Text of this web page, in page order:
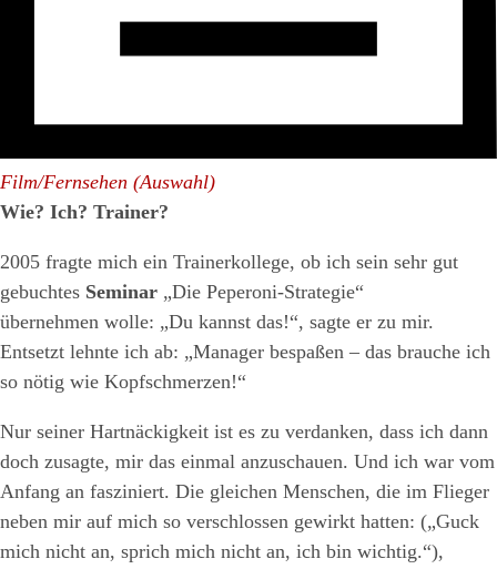
Film/Fernsehen (Auswahl)
Wie? Ich? Trainer?
2005 fragte mich ein Trainerkollege, ob ich sein sehr gut
gebuchtes Seminar „Die Peperoni-Strategie“
übernehmen wolle: „Du kannst das!“, sagte er zu mir.
Entsetzt lehnte ich ab: „Manager bespaßen – das brauche ich
so nötig wie Kopfschmerzen!“
Nur seiner Hartnäckigkeit ist es zu verdanken, dass ich dann
doch zusagte, mir das einmal anzuschauen. Und ich war vom
Anfang an fasziniert. Die gleichen Menschen, die im Flieger
neben mir auf mich so verschlossen gewirkt hatten: („Guck
mich nicht an, sprich mich nicht an, ich bin wichtig.“),